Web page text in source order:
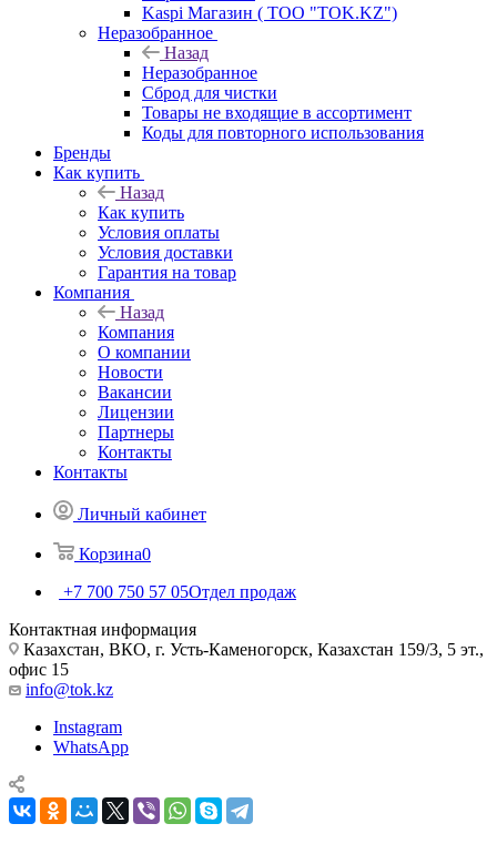
Kaspi Магазин ( ТОО "TOK.KZ")
Неразобранное
Назад
Неразобранное
Сброд для чистки
Товары не входящие в ассортимент
Коды для повторного использования
Бренды
Как купить
Назад
Как купить
Условия оплаты
Условия доставки
Гарантия на товар
Компания
Назад
Компания
О компании
Новости
Вакансии
Лицензии
Партнеры
Контакты
Контакты
Личный кабинет
Корзина0
+7 700 750 57 05Отдел продаж
Контактная информация
Казахстан, ВКО, г. Усть-Каменогорск, Казахстан 159/3, 5 эт.,
офис 15
info@tok.kz
Instagram
WhatsApp